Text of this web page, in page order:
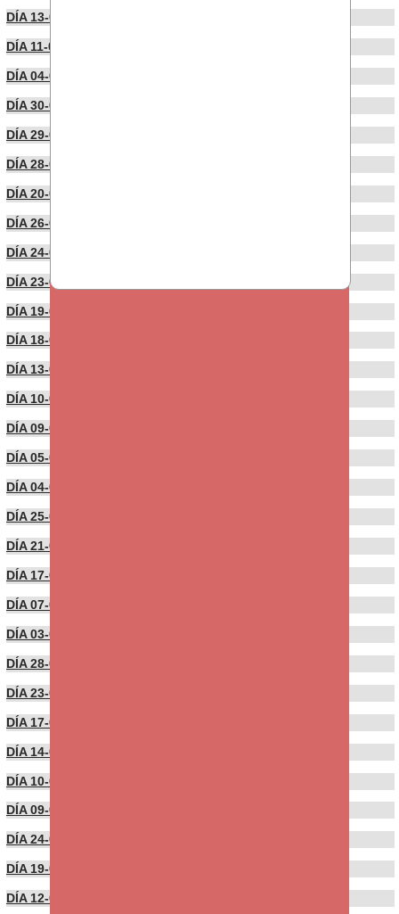
DÍA 13-07-2022
DÍA 11-07-2022
DÍA 04-07-2022
DÍA 30-06-2022
DÍA 29-06-2022
DÍA 28-06-2022
DÍA 20-06-2022
DÍA 26-05-2022
DÍA 24-05-2022
DÍA 23-05-2022
DÍA 19-05-2022
DÍA 18-05-2022
DÍA 13-05-2022
DÍA 10-05-2022
DÍA 09-05-2022
DÍA 05-04-2022
DÍA 04-04-2022
DÍA 25-03-2022
DÍA 21-03-2022
DÍA 17-03-2022
DÍA 07-03-2022
DÍA 03-03-2022
DÍA 28-02-2022
DÍA 23-02-2022
DÍA 17-02-2022
DÍA 14-02-2022
DÍA 10-02-2022
DÍA 09-02-2022
DÍA 24-01-2022
DÍA 19-01-2022
DÍA 12-01-2022